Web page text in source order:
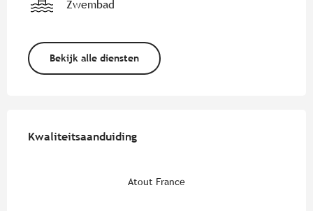
Zwembad
Bekijk alle diensten
Kwaliteitsaanduiding
Kwaliteitsaanduiding
Atout France